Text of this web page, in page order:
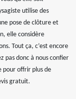
utilise des
pose de clôture et
elle considère
Tout ça, c’est encore
pas donc à nous confier
pour offrir plus de
gratuit.